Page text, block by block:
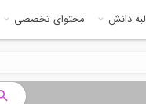
لبه دانش محتوای تخصصی